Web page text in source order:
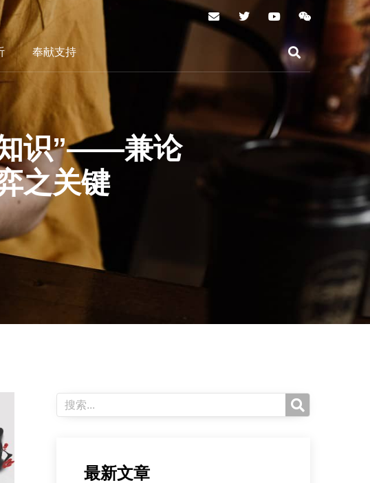
奉献支持
知识”——兼论
之关键
最新文章